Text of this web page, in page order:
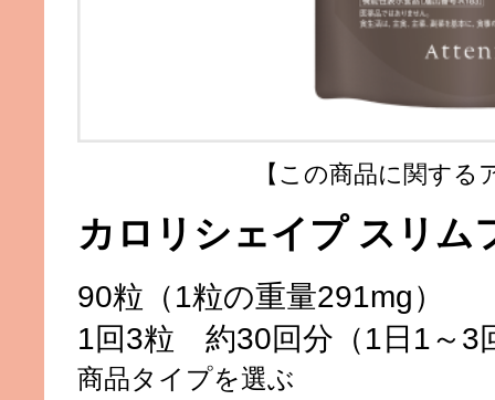
【この商品に関す
カロリシェイプ スリム
90粒（1粒の重量291mg）
1回3粒 約30回分（1日1～
商品タイプを選ぶ